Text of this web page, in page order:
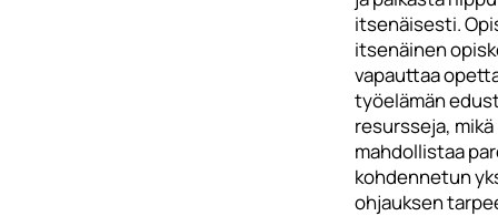
itsenäisesti.
itsenäinen
vapauttaa
työelämän
resursseja, mikä
mahdollistaa
kohdennetun
ohjauksen